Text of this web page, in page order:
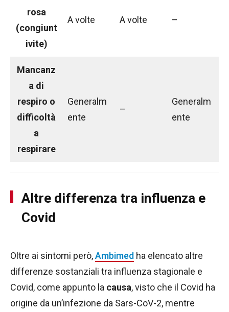
rosa
(congiunt
ivite)
A volte A volte –
Mancanz
a di
respiro o
difficoltà
a
respirare
Generalm
ente
–
Generalm
ente
Altre differenza tra influenza e
Covid
Oltre ai sintomi però,Ambimed ha elencato altre
differenze sostanziali tra influenza stagionale e
Covid, come appunto la causa, visto che il Covid ha
origine da un’infezione da Sars-CoV-2, mentre